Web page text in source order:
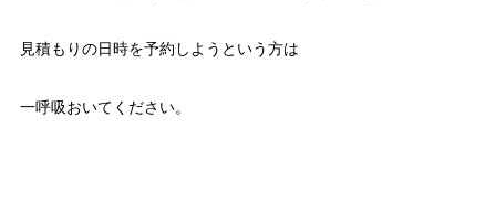
見積もりの日時を予約しようという方は
一呼吸おいてください。